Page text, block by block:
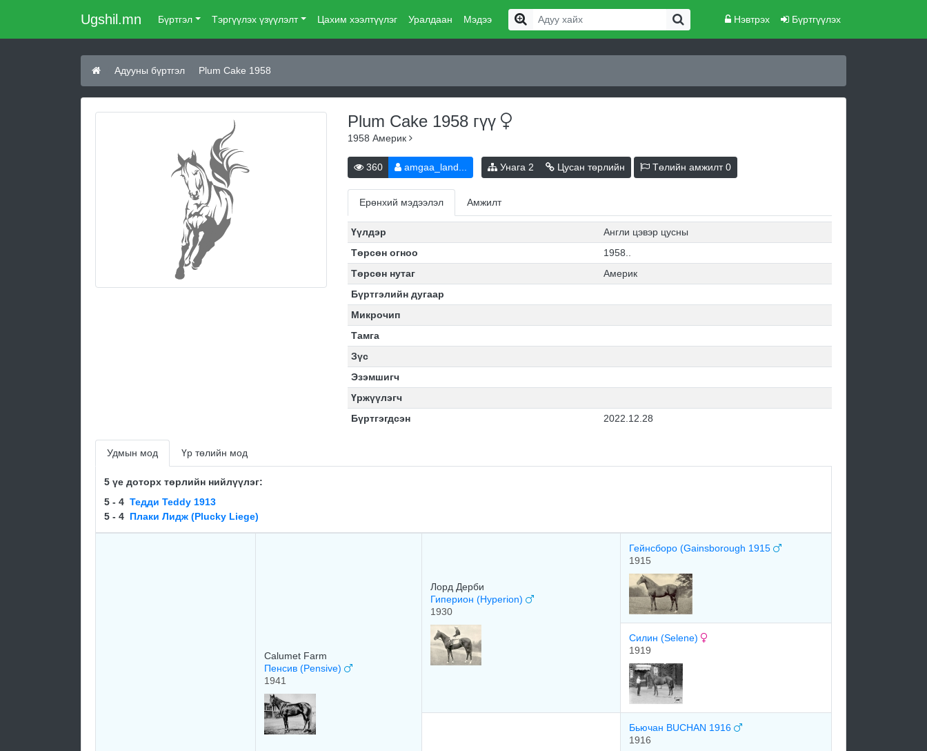
Ugshil.mn Бүртгэл Тэргүүлэх үзүүлэлт Цахим хээлтүүлэг Уралдаан Мэдээ Нэвтрэх Бүртгүүлэх
Адууны бүртгэл Plum Cake 1958
Plum Cake 1958 гүү
1958 Америк
360 amgaa_land... Унага 2 Цусан төрлийн Төлийн амжилт0
Ерөнхий мэдээлэл Амжилт
Үүлдэр
Англи цэвэр цусны
Төрсөн огноо
1958..
Төрсөн нутаг
Америк
Бүртгэлийн дугаар
Микрочип
Тамга
Зүс
Эзэмшигч
Үржүүлэгч
Бүртгэгдсэн
2022.12.28
Удмын мод Үр төлийн мод
5 үе доторх төрлийн нийлүүлэг:
5 - 4 Тедди Teddy 1913
5 - 4 Плаки Лидж (Plucky Liege)
Calumet Farm
Пенсив (Pensive)
1941
Лоpд Дepби
Гиперион (Hyperion)
1930
Гейнсборо (Gainsborough 1915
1915
Силин (Selene)
1919
Бьючан BUCHAN 1916
1916